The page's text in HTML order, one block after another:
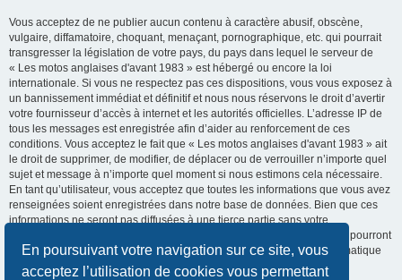
En poursuivant votre navigation sur ce site, vous
acceptez l’utilisation de cookies vous permettant
Vous acceptez de ne publier aucun contenu à caractère abusif, obscène,
vulgaire, diffamatoire, choquant, menaçant, pornographique, etc. qui pourrait
transgresser la législation de votre pays, du pays dans lequel le serveur de
« Les motos anglaises d'avant 1983 » est hébergé ou encore la loi
internationale. Si vous ne respectez pas ces dispositions, vous vous exposez à
un bannissement immédiat et définitif et nous nous réservons le droit d’avertir
votre fournisseur d’accès à internet et les autorités officielles. L’adresse IP de
tous les messages est enregistrée afin d’aider au renforcement de ces
conditions. Vous acceptez le fait que « Les motos anglaises d'avant 1983 » ait
le droit de supprimer, de modifier, de déplacer ou de verrouiller n’importe quel
sujet et message à n’importe quel moment si nous estimons cela nécessaire.
En tant qu’utilisateur, vous acceptez que toutes les informations que vous avez
renseignées soient enregistrées dans notre base de données. Bien que ces
informations ne seront pas diffusées à une tierce partie sans votre
consentement, ni « Les motos anglaises d'avant 1983 », ni phpBB, ne pourront
être tenus comme responsables en cas de tentative de piratage informatique
visant à compromettre vos données.